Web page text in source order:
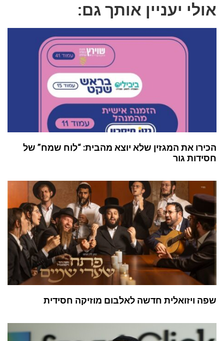
אולי יעניין אותך גם:
הכירו את המגזין שלא יוצא מהבית: “לוח שמח” של
חסידות גור
שפה ויזואלית חדשה לאלבום מוזיקה חסידית